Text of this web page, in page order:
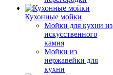
Кухонные мойки
Мойки для кухни из
искусственного
камня
Мойки из
нержавейки для
кухни